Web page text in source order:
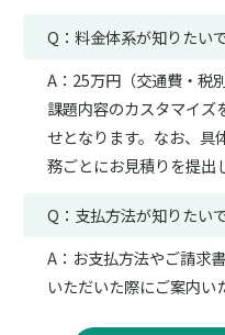
Q：料金体系が知りたいで
A：25万円（交通費・税
課題内容のカスタマイズ
せとなります。なお、具
務ごとにお見積りを提出
Q：支払方法が知りたいで
A：お支払方法やご請求
いただいた際にご案内い